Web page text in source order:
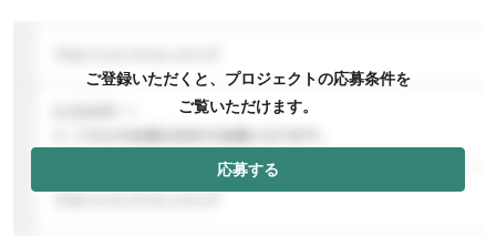
ご登録いただくと、プロジェクトの応募条件を
ご覧いただけます。
応募する